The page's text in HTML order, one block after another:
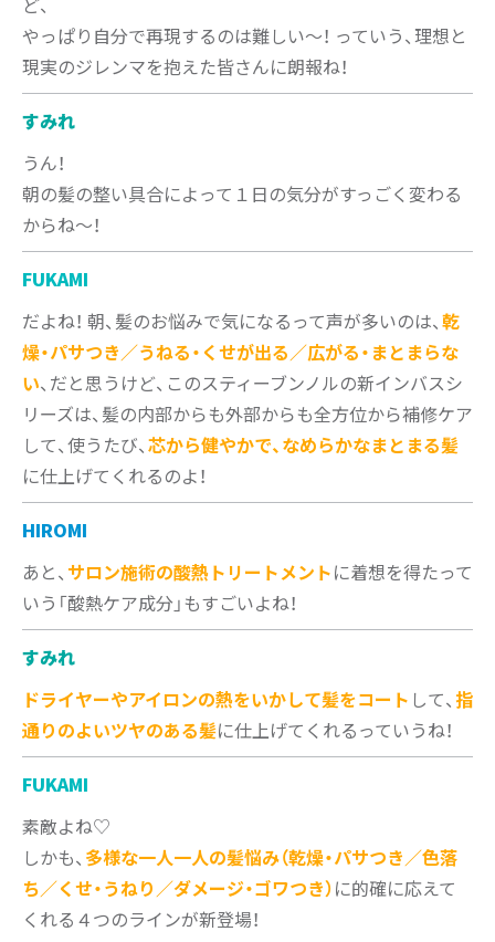
やっぱり自分で再現するのは難しい～！ っていう、理想と
現実のジレンマを抱えた皆さんに朗報ね！
すみれ
うん！
朝の髪の整い具合によって１日の気分がすっごく変わる
からね～！
FUKAMI
だよね！ 朝、髪のお悩みで気になるって声が多いのは、乾
燥・パサつき／うねる・くせが出る／広がる・まとまらな
い、だと思うけど、このスティーブンノルの新インバスシ
リーズは、髪の内部からも外部からも全方位から補修ケア
して、使うたび、芯から健やかで、なめらかなまとまる髪
に仕上げてくれるのよ！
HIROMI
あと、サロン施術の酸熱トリートメントに着想を得たって
いう「酸熱ケア成分」もすごいよね！
すみれ
ドライヤーやアイロンの熱をいかして髪をコート して、指
通りのよいツヤのある髪に仕上げてくれるっていうね！
FUKAMI
素敵よね♡
しかも、 多様な一人一人の髪悩み（乾燥・パサつき／色落
ち／くせ・うねり／ダメージ・ゴワつき）に的確に応えて
くれる４つのラインが新登場！